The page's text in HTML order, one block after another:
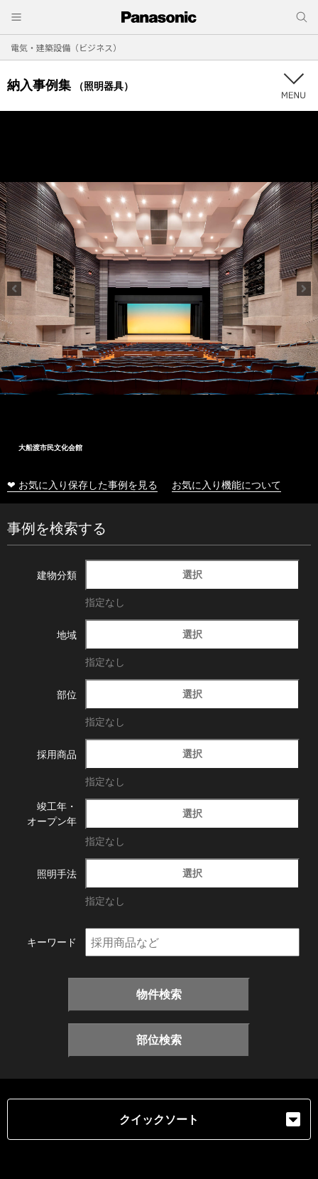
電気・建築設備（ビジネス）
納入事例集 （照明器具）
大船渡市民文化会館
❤ お気に入り保存した事例を見る お気に入り機能について
事例を検索する
建物分類 選択
指定なし
地域 選択
指定なし
部位 選択
指定なし
採用商品 選択
指定なし
竣工年・
オープン年
選択
指定なし
照明手法 選択
指定なし
キーワード
物件検索
部位検索
クイックソート